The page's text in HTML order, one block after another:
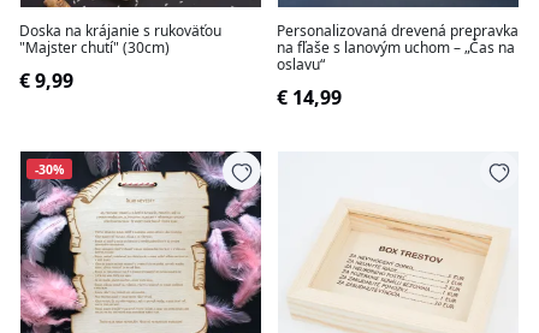
Doska na krájanie s rukoväťou
"Majster chutí" (30cm)
€ 9,99
Personalizovaná drevená prepravka
na fľaše s lanovým uchom – „Čas na
oslavu“
€ 14,99
-30%